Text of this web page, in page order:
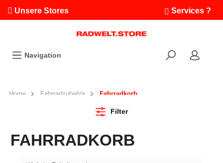
Unsere Stores Services ?
Ausfahrten
Bikefinder
Navigation
Home Fahrradzubehör Fahrradkorb
Filter
FAHRRADKORB